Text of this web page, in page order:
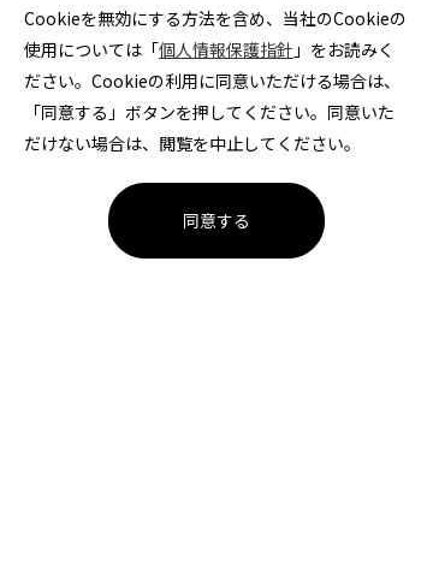
公式ソーシャルメディア
メンバー紹介
試合日程・結果
週刊フェニックス
Cookieを無効にする方法を含め、当社のCookieの
使用については「個人情報保護指針 」をお読みく
ださい。Cookieの利用に同意いただける場合は、
「同意する」ボタンを押してください。同意いた
だけない場合は、閲覧を中止してください。
同意する